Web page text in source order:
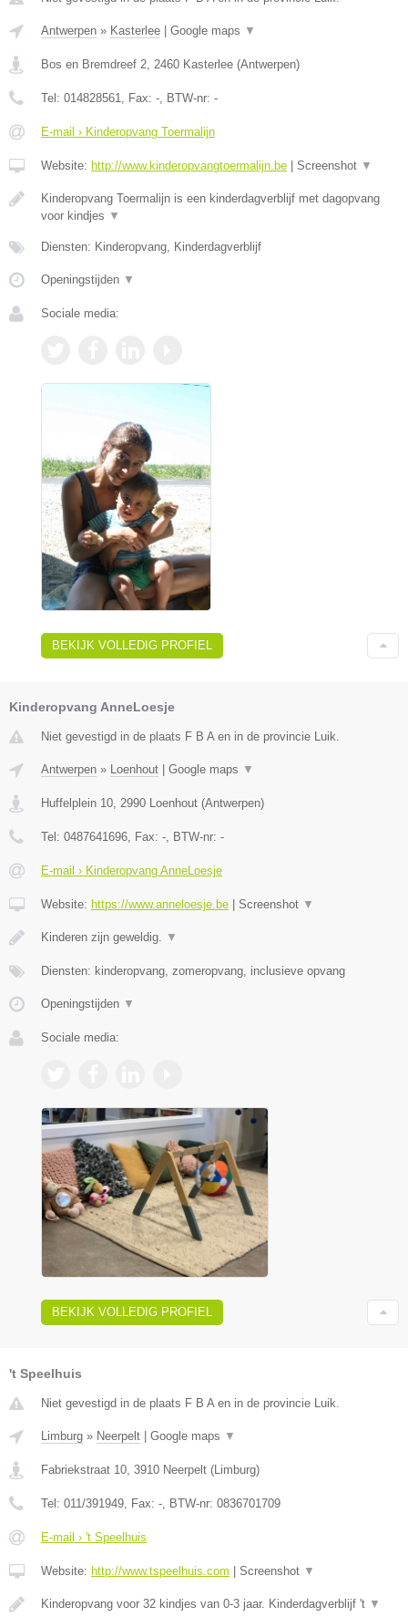
Antwerpen » Kasterlee Google maps ▼
Bos en Bremdreef 2, 2460 Kasterlee (Antwerpen)
Tel: 014828561, Fax: -, BTW-nr: -
E-mail › Kinderopvang Toermalijn
Website: http://www.kinderopvangtoermalijn.be Screenshot ▼
Kinderopvang Toermalijn is een kinderdagverblijf met dagopvang
voor kindjes ▼
Diensten: Kinderopvang, Kinderdagverblijf
Openingstijden ▼
Sociale media:
BEKIJK VOLLEDIG PROFIEL
Kinderopvang AnneLoesje
Niet gevestigd in de plaats F B A en in de provincie Luik.
Antwerpen » Loenhout | Google maps ▼
Huffelplein 10 2990 Loenhout (Antwerpen)
Tel: 0487641696 , Fax: - , BTW-nr: -
E-mail › Kinderopvang AnneLoesje
Website: https://www.anneloesje.be | Screenshot ▼
Kinderen zijn geweldig. ▼
Diensten: kinderopvang, zomeropvang, inclusieve opvang
Openingstijden ▼
Sociale media:
BEKIJK VOLLEDIG PROFIEL
't Speelhuis
Niet gevestigd in de plaats F B A en in de provincie Luik.
Limburg » Neerpelt Google maps ▼
Fabriekstraat 10, 3910 Neerpelt (Limburg)
Tel: 011/391949, Fax: -, BTW-nr: 0836701709
E-mail › 't Speelhuis
Website: http://www.tspeelhuis.com Screenshot ▼
Kinderopvang voor 32 kindjes van 0-3 jaar. Kinderdagverblijf 't ▼